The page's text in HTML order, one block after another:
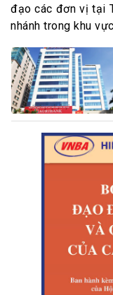
đạo các đơn vị tại
nhánh trong khu